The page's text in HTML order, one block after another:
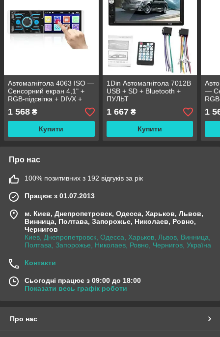
Автомагнітола 4063 ISO —
Сенсорний екран 4,1" +
RGB-підсвітка + DIVX +
MP3 + USB + Bluetooth +
AV-in
1 568 ₴
Купити
1Din Автомагнітола 7012B
USB + SD + Bluetooth +
ПУЛЬТ
1 667₴
Купити
—
1
Про нас
100% позитивних з 192 відгуків за рік
Працює з 01.07.2013
м. Киев, Днепропетровск, Одесса, Харьков, Львов,
Винница, Полтава, Запорожье, Николаев, Ровно,
Чернигов
Киев, Днепропетровск, Одесса, Харьков, Львов, Винница,
Полтава, Запорожье, Николаев, Ровно, Чернигов, Україна
Контакти
Сьогодні працює з 09:00 до 18:00
Показати весь графік роботи
Про нас